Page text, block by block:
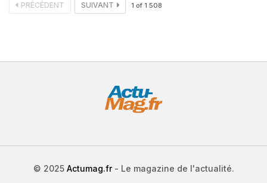
PRÉCÉDENT SUIVANT 1 of 1 508
© 2025 Actumag.fr- Le magazine de l'actualité.